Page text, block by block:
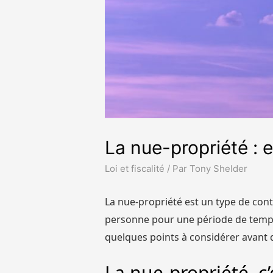
La nue-propriété :
Loi et fiscalité / ParTony Shelder
La nue-propriété est un type de
personne pour une période de
quelques points à considérer avant